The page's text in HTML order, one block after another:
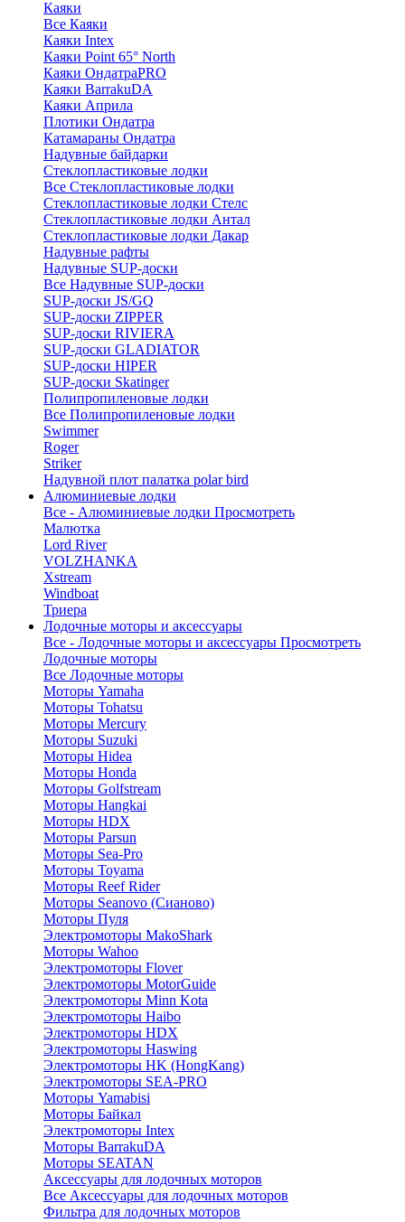
Каяки
Все Каяки
Каяки Intex
Каяки Point 65° North
Каяки ОндатраPRO
Каяки BarrakuDA
Каяки Априла
Плотики Ондатра
Катамараны Ондатра
Надувные байдарки
Стеклопластиковые лодки
Все Стеклопластиковые лодки
Стеклопластиковые лодки Стелс
Стеклопластиковые лодки Антал
Стеклопластиковые лодки Дакар
Надувные рафты
Надувные SUP-доски
Все Надувные SUP-доски
SUP-доски JS/GQ
SUP-доски ZIPPER
SUP-доски RIVIERA
SUP-доски GLADIATOR
SUP-доски HIPER
SUP-доски Skatinger
Полипропиленовые лодки
Все Полипропиленовые лодки
Swimmer
Roger
Striker
Надувной плот палатка polar bird
Алюминиевые лодки
Все - Алюминиевые лодки Просмотреть
Малютка
Lord River
VOLZHANKA
Xstream
Windboat
Триера
Лодочные моторы и аксессуары
Все - Лодочные моторы и аксессуары Просмотреть
Лодочные моторы
Все Лодочные моторы
Моторы Yamaha
Моторы Tohatsu
Моторы Mercury
Моторы Suzuki
Моторы Hidea
Моторы Honda
Моторы Golfstream
Моторы Hangkai
Моторы HDX
Моторы Parsun
Моторы Sea-Pro
Моторы Toyama
Моторы Reef Rider
Моторы Seanovo (Сианово)
Моторы Пуля
Электромоторы MakoShark
Моторы Wahoo
Электромоторы Flover
Электромоторы MotorGuide
Электромоторы Minn Kota
Электромоторы Haibo
Электромоторы HDX
Электромоторы Haswing
Электромоторы HK (HongKang)
Электромоторы SEA-PRO
Моторы Yamabisi
Моторы Байкал
Электромоторы Intex
Моторы BarrakuDA
Моторы SEATAN
Аксессуары для лодочных моторов
Все Аксессуары для лодочных моторов
Фильтра для лодочных моторов